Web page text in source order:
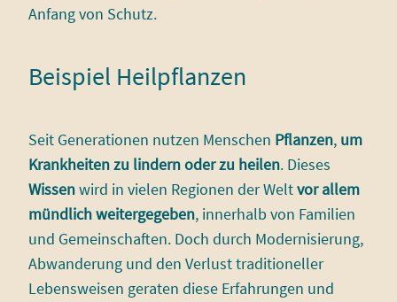
Anfang von Schutz.
Beispiel Heilpflanzen
Seit Generationen nutzen Menschen Pflanzen, um
Krankheiten zu lindern oder zu heilen. Dieses
Wissenwird in vielen Regionen der Weltvor allem
mündlich weitergegeben, innerhalb von Familien
und Gemeinschaften. Doch durch Modernisierung,
Abwanderung und den Verlust traditioneller
Lebensweisen geraten diese Erfahrungen und